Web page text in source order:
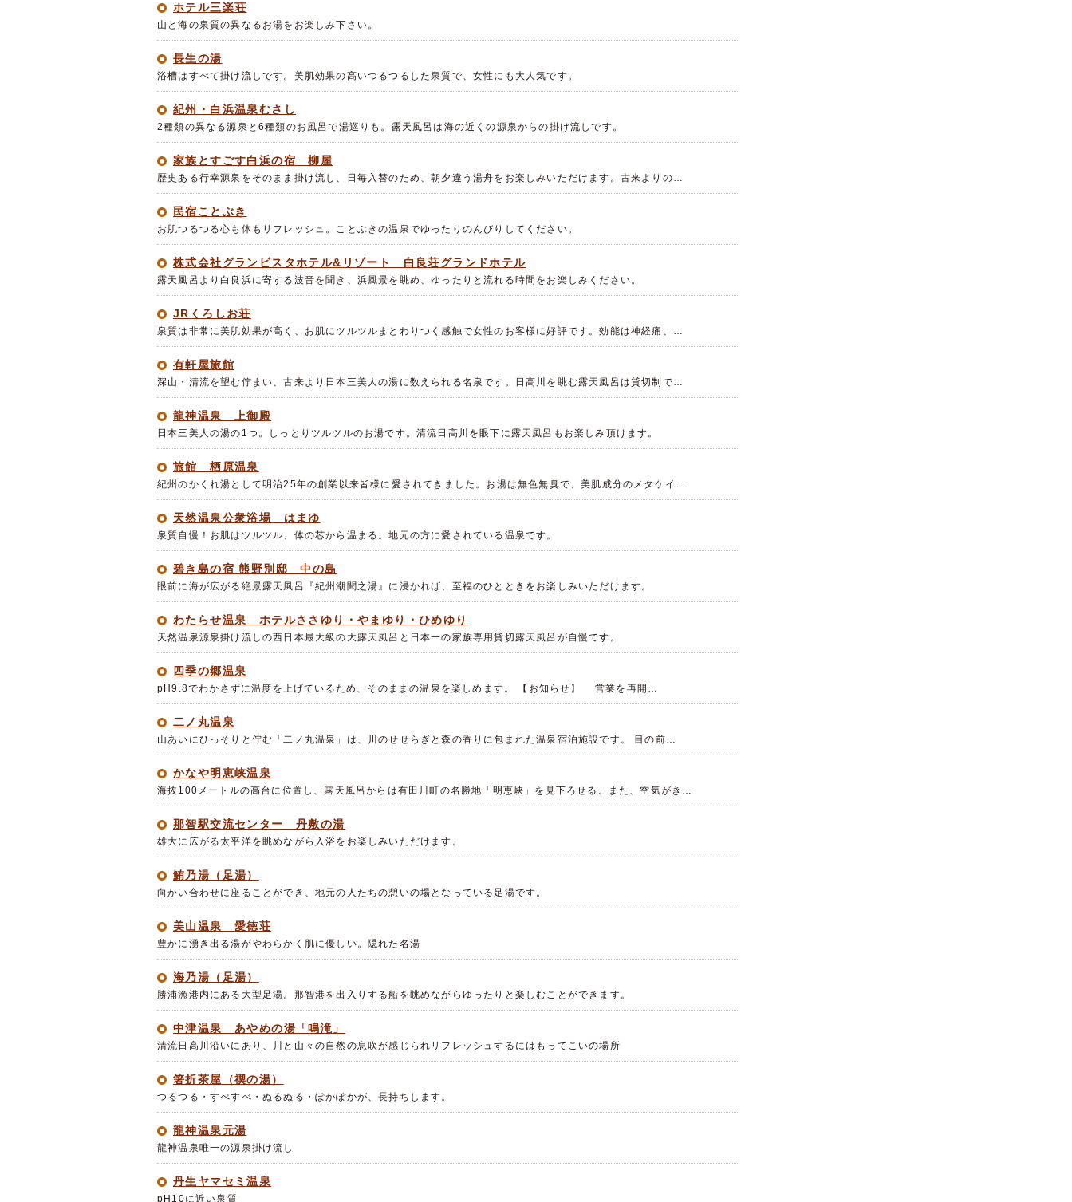
ホテル三楽荘
山と海の泉質の異なるお湯をお楽しみ下さい。
長生の湯
浴槽はすべて掛け流しです。美肌効果の高いつるつるした泉質で、女性にも大人気です。
紀州・白浜温泉むさし
2種類の異なる源泉と6種類のお風呂で湯巡りも。露天風呂は海の近くの源泉からの掛け流しです。
家族とすごす白浜の宿 柳屋
歴史ある行幸源泉をそのまま掛け流し、日毎入替のため、朝夕違う湯舟をお楽しみいただけます。古来よりの…
民宿ことぶき
お肌つるつる心も体もリフレッシュ。ことぶきの温泉でゆったりのんびりしてください。
株式会社グランビスタホテル&リゾート 白良荘グランドホテル
露天風呂より白良浜に寄する波音を聞き、浜風景を眺め、ゆったりと流れる時間をお楽しみください。
JRくろしお荘
泉質は非常に美肌効果が高く、お肌にツルツルまとわりつく感触で女性のお客様に好評です。効能は神経痛、…
有軒屋旅館
深山・清流を望む佇まい、古来より日本三美人の湯に数えられる名泉です。日高川を眺む露天風呂は貸切制で…
龍神温泉 上御殿
日本三美人の湯の1つ。しっとりツルツルのお湯です。清流日高川を眼下に露天風呂もお楽しみ頂けます。
旅館 栖原温泉
紀州のかくれ湯として明治25年の創業以来皆様に愛されてきました。お湯は無色無臭で、美肌成分のメタケイ…
天然温泉公衆浴場 はまゆ
泉質自慢！お肌はツルツル、体の芯から温まる。地元の方に愛されている温泉です。
碧き島の宿 熊野別邸 中の島
眼前に海が広がる絶景露天風呂『紀州潮聞之湯』に浸かれば、至福のひとときをお楽しみいただけます。
わたらせ温泉 ホテルささゆり・やまゆり・ひめゆり
天然温泉源泉掛け流しの西日本最大級の大露天風呂と日本一の家族専用貸切露天風呂が自慢です。
四季の郷温泉
pH9.8でわかさずに温度を上げているため、そのままの温泉を楽しめます。 【お知らせ】 営業を再開…
二ノ丸温泉
山あいにひっそりと佇む「二ノ丸温泉」は、川のせせらぎと森の香りに包まれた温泉宿泊施設です。 目の前…
かなや明恵峡温泉
海抜100メートルの高台に位置し、露天風呂からは有田川町の名勝地「明恵峡」を見下ろせる。また、空気がき…
那智駅交流センター 丹敷の湯
雄大に広がる太平洋を眺めながら入浴をお楽しみいただけます。
鮪乃湯（足湯）
向かい合わせに座ることができ、地元の人たちの憩いの場となっている足湯です。
美山温泉 愛徳荘
豊かに湧き出る湯がやわらかく肌に優しい。隠れた名湯
海乃湯（足湯）
勝浦漁港内にある大型足湯。那智港を出入りする船を眺めながらゆったりと楽しむことができます。
中津温泉 あやめの湯「鳴滝」
清流日高川沿いにあり、川と山々の自然の息吹が感じられリフレッシュするにはもってこいの場所
箸折茶屋（禊の湯）
つるつる・すべすべ・ぬるぬる・ぽかぽかが、長持ちします。
龍神温泉元湯
龍神温泉唯一の源泉掛け流し
丹生ヤマセミ温泉
pH10に近い泉質